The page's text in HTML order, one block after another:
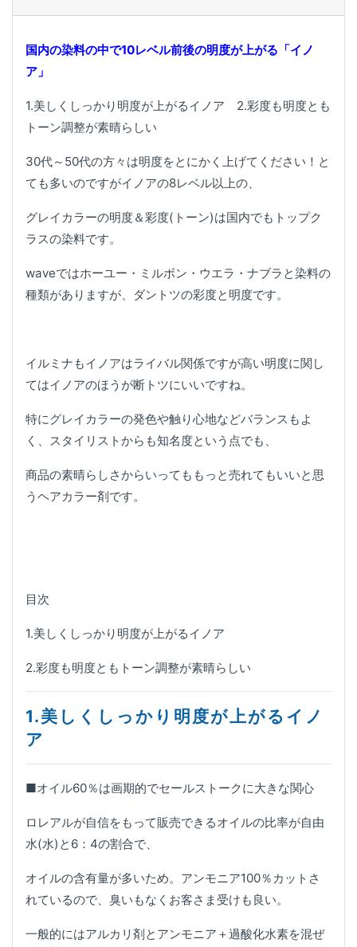
国内の染料の中で10レベル前後の明度が上がる「イノ
ア」
1.美しくしっかり明度が上がるイノア 2.彩度も明度とも
トーン調整が素晴らしい
30代～50代の方々は明度をとにかく上げてください！と
ても多いのですがイノアの8レベル以上の、
グレイカラーの明度＆彩度(トーン)は国内でもトップク
ラスの染料です。
waveではホーユー・ミルボン・ウエラ・ナブラと染料の
種類がありますが、ダントツの彩度と明度です。
イルミナもイノアはライバル関係ですが高い明度に関し
てはイノアのほうが断トツにいいですね。
特にグレイカラーの発色や触り心地などバランスもよ
く、スタイリストからも知名度という点でも、
商品の素晴らしさからいってももっと売れてもいいと思
うヘアカラー剤です。
目次
1.美しくしっかり明度が上がるイノア
2.彩度も明度ともトーン調整が素晴らしい
1.美しくしっかり明度が上がるイノ
ア
■オイル60％は画期的でセールストークに大きな関心
ロレアルが自信をもって販売できるオイルの比率が自由
水(水)と6：4の割合で、
オイルの含有量が多いため。アンモニア100％カットさ
れているので、臭いもなくお客さま受けも良い。
一般的にはアルカリ剤とアンモニア＋過酸化水素を混ぜ